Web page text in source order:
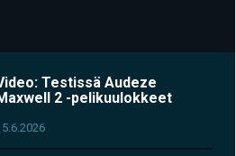
Testissä Audeze
2 -pelikuulokkeet